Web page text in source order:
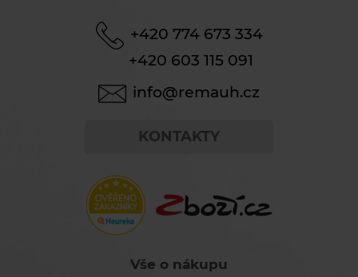
+420 774 673 334
+420 603 115 091
info@remauh.cz
KONTAKTY
Vše o nákupu